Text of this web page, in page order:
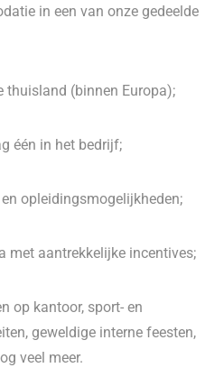
in een van onze gedeelde
thuisland (binnen Europa);
één in het bedrijf;
opleidingsmogelijkheden;
met aantrekkelijke incentives;
op kantoor, sport- en
geweldige interne feesten,
veel meer.